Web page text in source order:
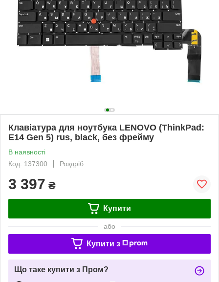
Клавіатура для ноутбука LENOVO (ThinkPad:
E14 Gen 5) rus, black, без фрейму
В наявності
Код: 137300
Роздріб
3 397 ₴
Купити
або
Купити з
Що таке купити з Пром?